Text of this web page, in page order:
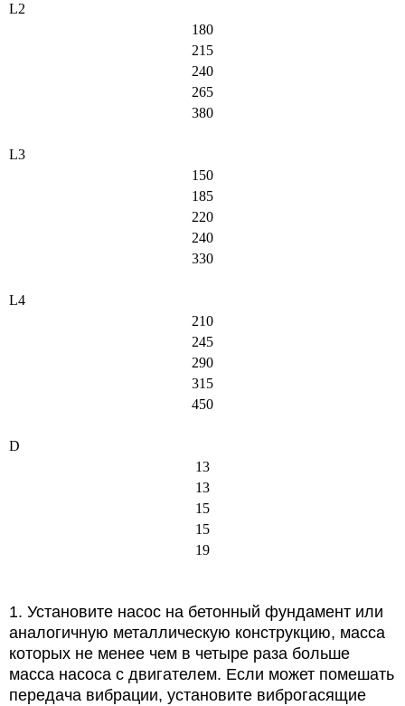
L2
180
215
240
265
380
L3
150
185
220
240
330
L4
210
245
290
315
450
D
13
13
15
15
19
1. Установите насос на бетонный фундамент или
аналогичную металлическую конструкцию, масса
которых не менее чем в четыре раза больше
масса насоса с двигателем. Если может помешать
передача вибрации, установите виброгасящие